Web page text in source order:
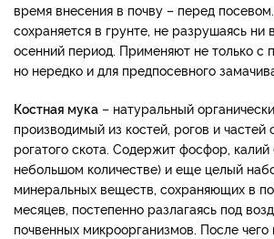
время внесения в почву – перед
сохраняется в грунте, не разрушаясь ни
осенний период. Применяют не только с
но нередко и для предпосевного
Костная мука – натуральный
производимый из костей, рогов и частей
рогатого скота. Содержит фосфор, калий
небольшом количестве) и еще целый
минеральных веществ, сохраняющих в
месяцев, постепенно разлагаясь под
почвенных микроорганизмов. После